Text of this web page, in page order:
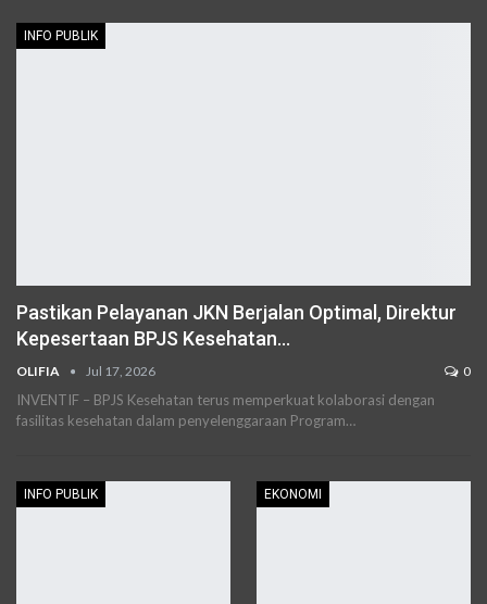
INFO PUBLIK
Pastikan Pelayanan JKN Berjalan Optimal, Direktur
Kepesertaan BPJS Kesehatan…
OLIFIA Jul 17, 2026 0
INVENTIF – BPJS Kesehatan terus memperkuat kolaborasi dengan
fasilitas kesehatan dalam penyelenggaraan Program…
INFO PUBLIK EKONOMI